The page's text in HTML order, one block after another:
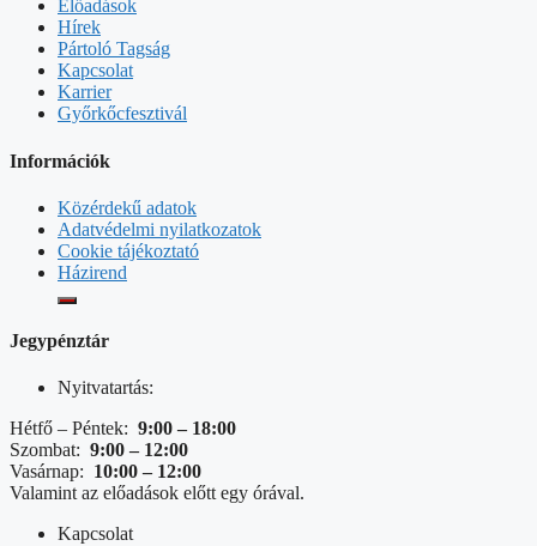
Előadások
Hírek
Pártoló Tagság
Kapcsolat
Karrier
Győrkőcfesztivál
Információk
Közérdekű adatok
Adatvédelmi nyilatkozatok
Cookie tájékoztató
Házirend
Jegypénztár
Nyitvatartás:
Hétfő – Péntek: 9:00 – 18:00
Szombat: 9:00 – 12:00
Vasárnap: 10:00 – 12:00
Valamint az előadások előtt egy órával.
Kapcsolat